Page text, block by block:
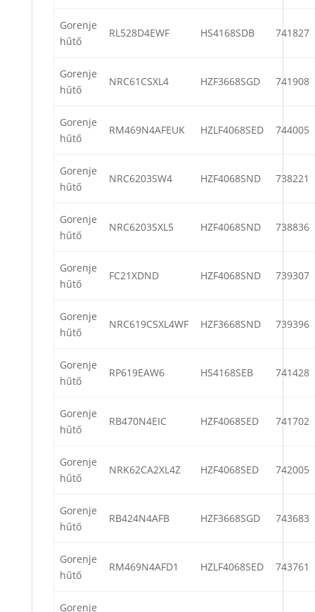
Gorenje
hűtő
RL528D4EWF HS4168SDB 741827
Gorenje
hűtő
NRC61CSXL4 HZF3668SGD 741908
Gorenje
hűtő
RM469N4AFEUK HZLF4068SED 744005
Gorenje
hűtő
NRC6203SW4 HZF4068SND 738221
Gorenje
hűtő
NRC6203SXL5 HZF4068SND 738836
Gorenje
hűtő
FC21XDND HZF4068SND 739307
Gorenje
hűtő
NRC619CSXL4WF HZF3668SND 739396
Gorenje
hűtő
RP619EAW6 HS4168SEB 741428
Gorenje
hűtő
RB470N4EIC HZF4068SED 741702
Gorenje
hűtő
NRK62CA2XL4Z HZF4068SED 742005
Gorenje
hűtő
RB424N4AFB HZF3668SGD 743683
Gorenje
hűtő
RM469N4AFD1 HZLF4068SED 743761
Gorenje